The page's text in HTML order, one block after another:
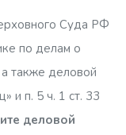
Суда РФ
по делам о
также деловой
и п. 5 ч. 1 ст. 33
деловой